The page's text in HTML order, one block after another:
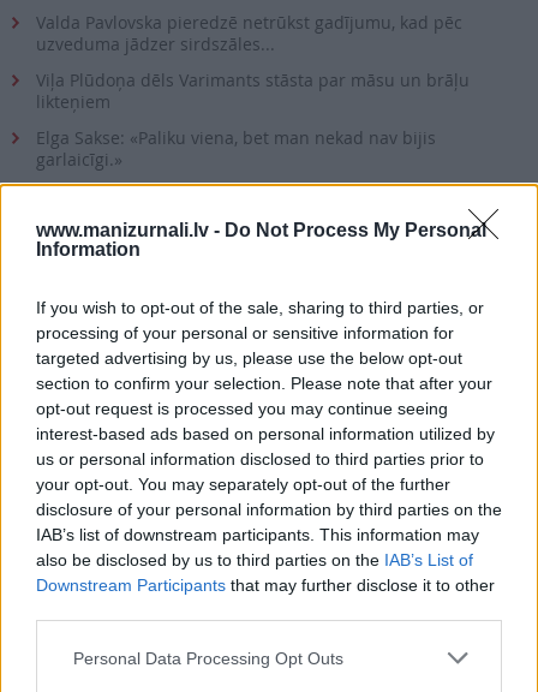
www.manizurnali.lv - Do Not Process My Personal
Information
If you wish to opt-out of the sale, sharing to third parties, or
processing of your personal or sensitive information for
targeted advertising by us, please use the below opt-out
section to confirm your selection. Please note that after your
opt-out request is processed you may continue seeing
interest-based ads based on personal information utilized by
us or personal information disclosed to third parties prior to
your opt-out. You may separately opt-out of the further
disclosure of your personal information by third parties on the
IAB’s list of downstream participants. This information may
also be disclosed by us to third parties on the IAB’s List of
Downstream Participants that may further disclose it to other
Personal Data Processing Opt Outs
Valda Pavlovska pieredzē netrūkst gadījumu, kad pēc
uzveduma jādzer sirdszāles...
Viļa Plūdoņa dēls Varimants stāsta par māsu un brāļu
likteņiem
Elga Sakse: «Paliku viena, bet man nekad nav bijis
garlaicīgi.»
Malala: «Kad piedzimu, neviens neapsveica manu tēvu.»
Saistītie notikumi
Atbild zīlniece KAIJA ZEMBERGA
Atbild gaišreģe un dziedniece ĻESJA STEĻMAHA
E-izdevumu arhīvs